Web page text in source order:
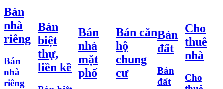
Bán
nhà
riêng
Bán
nhà
riêng
Bán
biệt
thự,
liền kề
Bán
nhà
mặt
phố
Bán căn
hộ
chung
cư
Bán
đất
Bán
đất
Cho
thuê
nhà
Cho